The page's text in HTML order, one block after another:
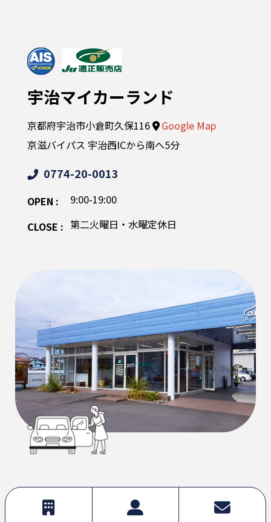
宇治マイカーランド
京都府宇治市小倉町久保116
Google Map
京滋バイパス 宇治西ICから南へ5分
0774-20-0013
OPEN :
9:00-19:00
CLOSE : 第二火曜日・水曜定休日